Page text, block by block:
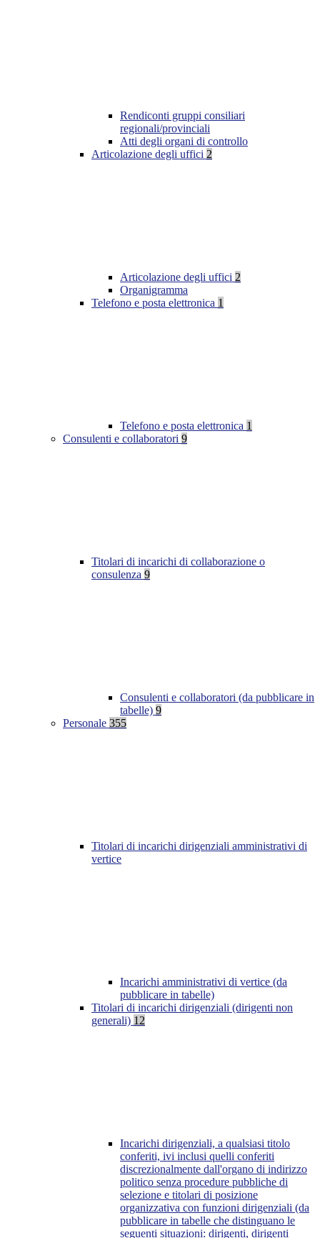
Rendiconti gruppi consiliari
regionali/provinciali
Atti degli organi di controllo
Articolazione degli uffici 2
Articolazione degli uffici 2
Organigramma
Telefono e posta elettronica 1
Telefono e posta elettronica 1
Consulenti e collaboratori 9
Titolari di incarichi di collaborazione o
consulenza 9
Consulenti e collaboratori (da pubblicare in
tabelle) 9
Personale 355
Titolari di incarichi dirigenziali amministrativi di
vertice
Incarichi amministrativi di vertice (da
pubblicare in tabelle)
Titolari di incarichi dirigenziali (dirigenti non
generali) 12
Incarichi dirigenziali, a qualsiasi titolo
conferiti, ivi inclusi quelli conferiti
discrezionalmente dall'organo di indirizzo
politico senza procedure pubbliche di
selezione e titolari di posizione
organizzativa con funzioni dirigenziali (da
pubblicare in tabelle che distinguano le
seguenti situazioni: dirigenti, dirigenti